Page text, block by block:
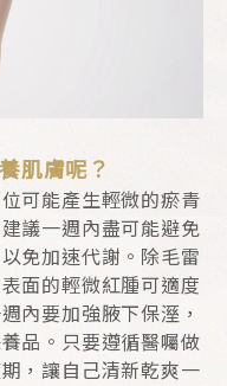
肌膚呢？
可能產生輕微的瘀青
議一週內盡可能避免
免加速代謝。除毛雷
面的輕微紅腫可適度
內要加強腋下保溼，
品。只要遵循醫囑做
，讓自己清新乾爽一